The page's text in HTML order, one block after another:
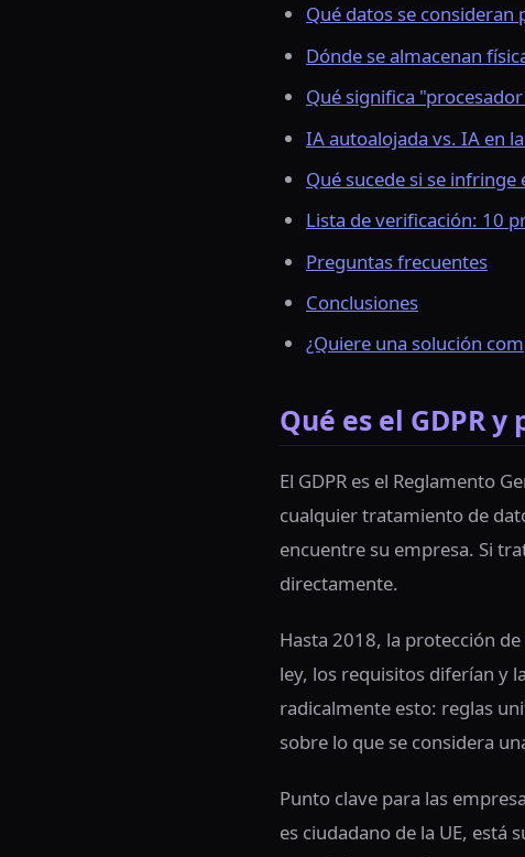
Qué datos se
Dónde se almacenan
Qué significa
IA autoalojada vs. IA en
Qué sucede si se infringe
Lista de verificación: 10
Preguntas frecuentes
Conclusiones
¿Quiere una solución
Qué es el GDPR
El GDPR es el Reglamento
cualquier tratamiento de
encuentre su empresa. Si
directamente.
Hasta 2018, la protección
ley, los requisitos diferían y
radicalmente esto: reglas
sobre lo que se considera
Punto clave para las
es ciudadano de la UE, está